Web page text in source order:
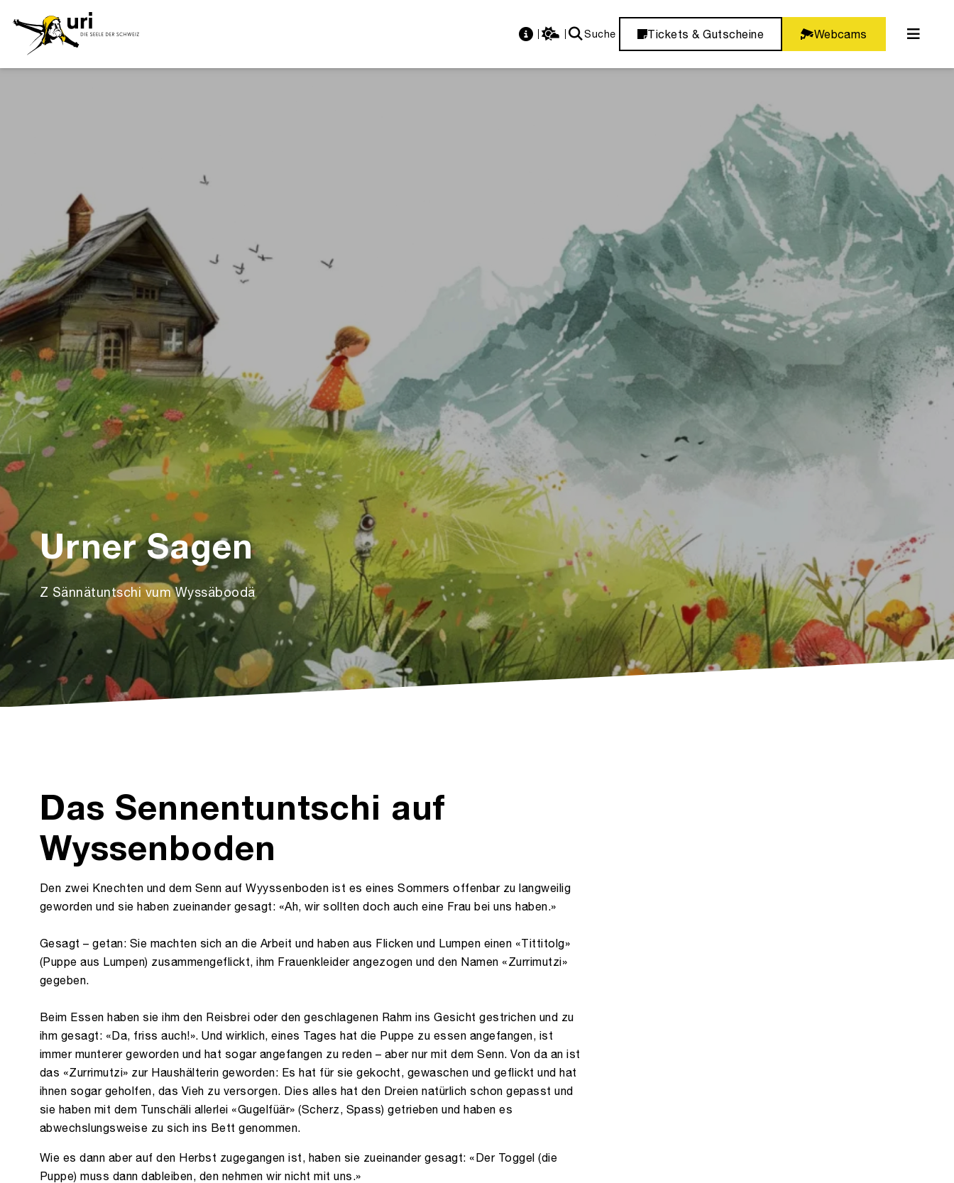
Suche Tickets & Gutscheine Webcams
Urner Sagen
Z Sännätuntschi vum Wyssäboodä
Das Sennentuntschi auf
Wyssenboden
Den zwei Knechten und dem Senn auf Wyyssenboden ist es eines Sommers offenbar zu langweilig
geworden und sie haben zueinander gesagt: «Ah, wir sollten doch auch eine Frau bei uns haben.»
Gesagt – getan: Sie machten sich an die Arbeit und haben aus Flicken und Lumpen einen «Tittitolg»
(Puppe aus Lumpen) zusammengeflickt, ihm Frauenkleider angezogen und den Namen «Zurrimutzi»
gegeben.
Beim Essen haben sie ihm den Reisbrei oder den geschlagenen Rahm ins Gesicht gestrichen und zu
ihm gesagt: «Da, friss auch!». Und wirklich, eines Tages hat die Puppe zu essen angefangen, ist
immer munterer geworden und hat sogar angefangen zu reden – aber nur mit dem Senn. Von da an ist
das «Zurrimutzi» zur Haushälterin geworden: Es hat für sie gekocht, gewaschen und geflickt und hat
ihnen sogar geholfen, das Vieh zu versorgen. Dies alles hat den Dreien natürlich schon gepasst und
sie haben mit dem Tunschäli allerlei «Gugelfüär» (Scherz, Spass) getrieben und haben es
abwechslungsweise zu sich ins Bett genommen.
Wie es dann aber auf den Herbst zugegangen ist, haben sie zueinander gesagt: «Der Toggel (die
Puppe) muss dann dableiben, den nehmen wir nicht mit uns.»